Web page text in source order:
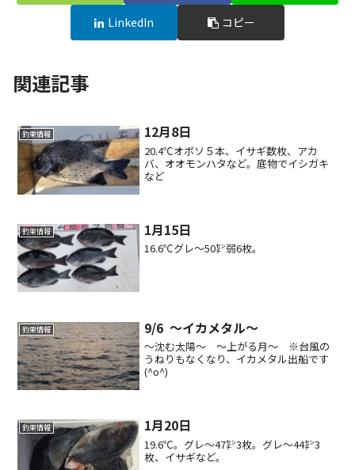
LinkedIn コピー
関連記事
釣果情報 12月8日
20.4℃オボソ５本、イサギ数枚、アカ
バ、オオモンハタなど。底物でイシガキ
など
釣果情報 1月15日
16.6℃グレ〜50㌢弱6枚。
釣果情報 9/6 ～イカメタル～
～沈む太陽～ ～上がる月～ ※台風の
うねりもなくなり、イカメタル出船です
(^o^)
釣果情報 1月20日
19.6℃。グレ〜47㌢3枚。グレ〜44㌢3
枚、イサギなど。